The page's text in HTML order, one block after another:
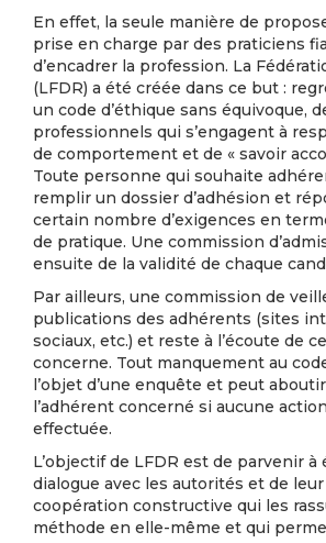
En effet, la seule manière de
prise en charge par des praticiens
d’encadrer la profession. La
(LFDR) a été créée dans ce but :
un code d’éthique sans équivoque,
professionnels qui s’engagent à
de comportement et de « savoir
Toute personne qui souhaite
remplir un dossier d’adhésion et
certain nombre d’exigences en
de pratique. Une commission
ensuite de la validité de chaque
Par ailleurs, une commission de
publications des adhérents (sites
sociaux, etc.) et reste à l’écoute de
concerne. Tout manquement au
l’objet d’une enquête et peut
l’adhérent concerné si aucune
effectuée.
L’objectif de LFDR est de parvenir à
dialogue avec les autorités et de
coopération constructive qui les
méthode en elle-même et qui